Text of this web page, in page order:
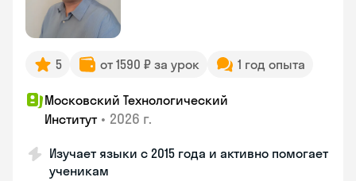
5 от 1590 ₽ за урок 1 год опыта
Московский Технологический
Институт • 2026 г.
Изучает языки с 2015 года и активно помогает
ученикам